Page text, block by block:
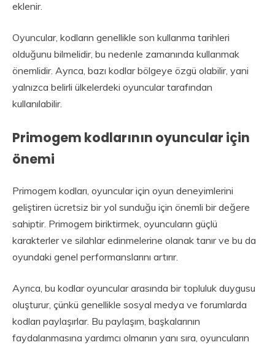
eklenir.
Oyuncular, kodların genellikle son kullanma tarihleri
olduğunu bilmelidir, bu nedenle zamanında kullanmak
önemlidir. Ayrıca, bazı kodlar bölgeye özgü olabilir, yani
yalnızca belirli ülkelerdeki oyuncular tarafından
kullanılabilir.
Primogem kodlarının oyuncular için
önemi
Primogem kodları, oyuncular için oyun deneyimlerini
geliştiren ücretsiz bir yol sunduğu için önemli bir değere
sahiptir. Primogem biriktirmek, oyuncuların güçlü
karakterler ve silahlar edinmelerine olanak tanır ve bu da
oyundaki genel performanslarını artırır.
Ayrıca, bu kodlar oyuncular arasında bir topluluk duygusu
oluşturur, çünkü genellikle sosyal medya ve forumlarda
kodları paylaşırlar. Bu paylaşım, başkalarının
faydalanmasına yardımcı olmanın yanı sıra, oyuncuların